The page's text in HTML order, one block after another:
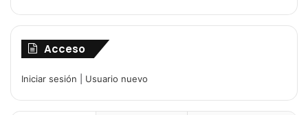
Acceso
Iniciar sesión Usuario nuevo